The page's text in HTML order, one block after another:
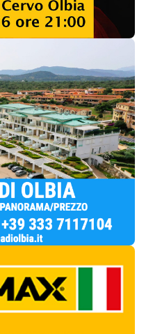
ma al civico 21 il B&B
del cantiere
a un portone: rissa
basilica di San
con un coltello
di un simbolo
nella notte:
lavoro della Idro Pmg